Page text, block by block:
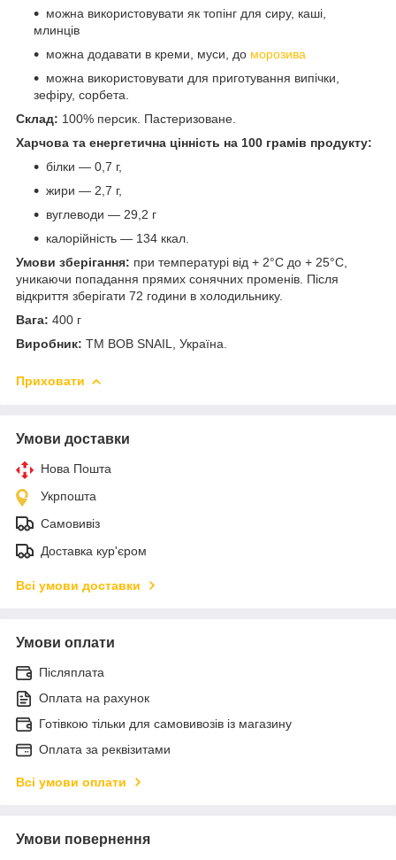
можна використовувати як топінг для сиру, каші,
млинців
можна додавати в креми, муси, до морозива
можна використовувати для приготування випічки,
зефіру, сорбета.
Склад: 100% персик. Пастеризоване.
Харчова та енергетична цінність на 100 грамів продукту:
білки — 0,7 г,
жири — 2,7 г,
вуглеводи — 29,2 г
калорійність — 134 ккал.
Умови зберігання: при температурі від + 2°C до + 25°C,
уникаючи попадання прямих сонячних променів. Після
відкриття зберігати 72 години в холодильнику.
Вага: 400 г
Виробник: ТМ BOB SNAIL, Україна.
Приховати
Умови доставки
Нова Пошта
Укрпошта
Самовивіз
Доставка кур'єром
Всі умови доставки
Умови оплати
Післяплата
Оплата на рахунок
Готівкою тільки для самовивозів із магазину
Оплата за реквізитами
Всі умови оплати
Умови повернення